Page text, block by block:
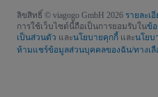
ลิขสิทธิ์ © viagogo GmbH 2026 รายละเ
การใช้เว็บไซต์นี้ถือเป็นการยอมรับในข้อ
เป็นส่วนตัว และนโยบายคุกกี้ และนโยบ
ห้ามแชร์ข้อมูลส่วนบุคคลของฉัน/ทางเ